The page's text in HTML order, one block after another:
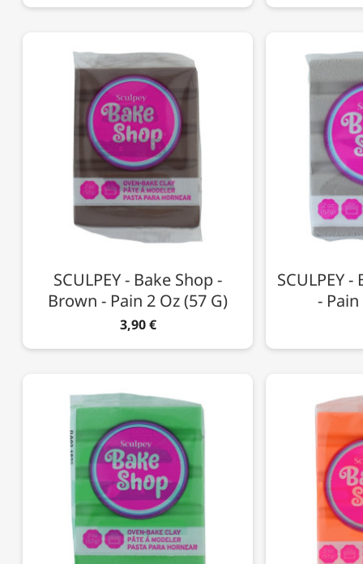
SCULPEY - Bake Shop -
Brown - Pain 2 Oz (57 G)
3,90 €
SCULPEY
- Pain